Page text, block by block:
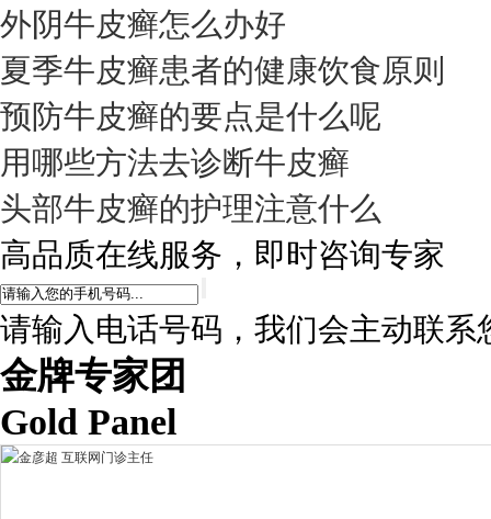
外阴牛皮癣怎么办好
夏季牛皮癣患者的健康饮食原则
预防牛皮癣的要点是什么呢
用哪些方法去诊断牛皮癣
头部牛皮癣的护理注意什么
高品质在线服务，即时咨询专家
请输入电话号码，我们会主动联系
金牌专家团
Gold Panel